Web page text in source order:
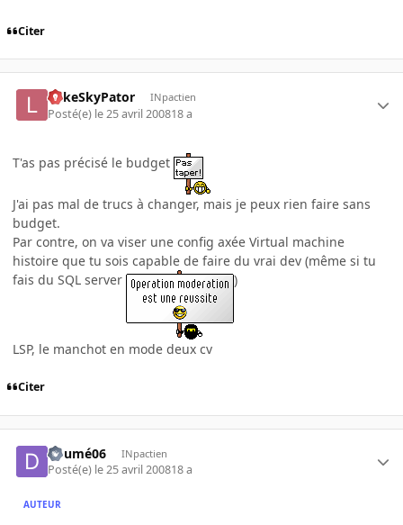
Citer
LukeSkyPator INpactien
Posté(e) le 25 avril 200818 a
T'as pas précisé le budget
J'ai pas mal de trucs à changer, mais je peux rien faire sans
budget.
Par contre, on va viser une config axée Virtual machine
histoire que tu sois capable de faire du vrai dev (même si tu
fais du SQL server
)
LSP, le manchot en mode deux cv
Citer
doumé06 INpactien
Posté(e) le 25 avril 200818 a
AUTEUR